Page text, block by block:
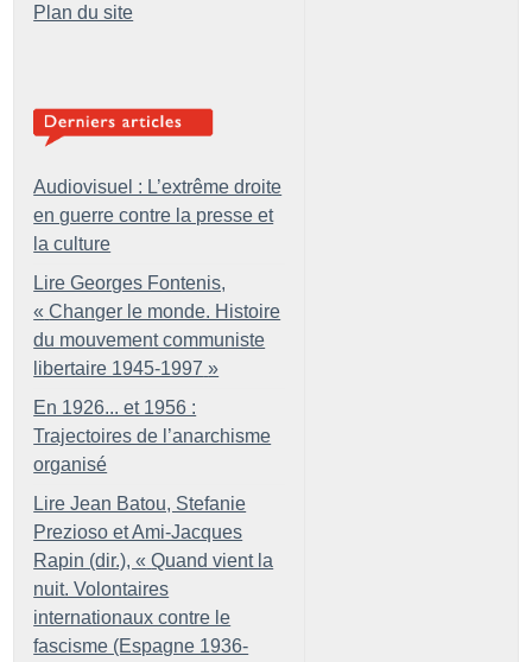
Plan du site
Audiovisuel : L’extrême droite
en guerre contre la presse et
la culture
Lire Georges Fontenis,
« Changer le monde. Histoire
du mouvement communiste
libertaire 1945-1997 »
En 1926... et 1956 :
Trajectoires de l’anarchisme
organisé
Lire Jean Batou, Stefanie
Prezioso et Ami-Jacques
Rapin (dir.), « Quand vient la
nuit. Volontaires
internationaux contre le
fascisme (Espagne 1936-